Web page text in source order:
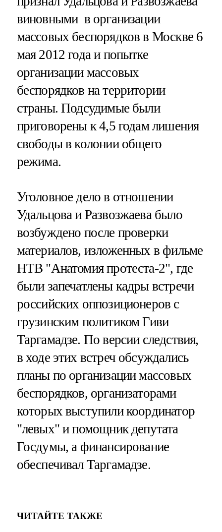
виновными в организации
массовых беспорядков в Москве 6
мая 2012 года и попытке
организации массовых
беспорядков на территории
страны. Подсудимые были
приговорены к 4,5 годам лишения
свободы в колонии общего
режима.
Уголовное дело в отношении
Удальцова и Развозжаева было
возбуждено после проверки
материалов, изложенных в фильме
НТВ "Анатомия протеста-2", где
были запечатлены кадры встречи
российских оппозиционеров с
грузинским политиком Гиви
Таргамадзе. По версии следствия,
в ходе этих встреч обсуждались
планы по организации массовых
беспорядков, организаторами
которых выступили координатор
"левых" и помощник депутата
Госдумы, а финансирование
обеспечивал Таргамадзе.
ЧИТАЙТЕ ТАКЖЕ